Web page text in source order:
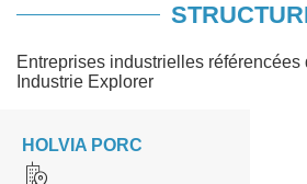
Entreprises industrielles référencées
Industrie Explorer
HOLVIA PORC